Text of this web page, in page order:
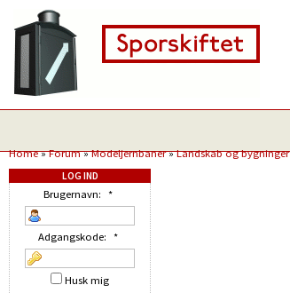
Home»Forum»Modeljernbaner»Landskab og bygninger
LOG IND
Brugernavn: *
Adgangskode: *
Husk mig